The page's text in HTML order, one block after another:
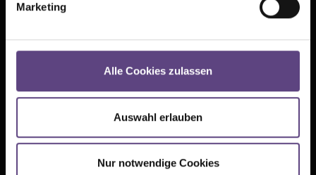
Marketing
Alle Cookies zulassen
Auswahl erlauben
Nur notwendige Cookies
Kontakt
Partner
Datenschutz
Cookie-Einstellungen
TIPI AM KANZLERAMT